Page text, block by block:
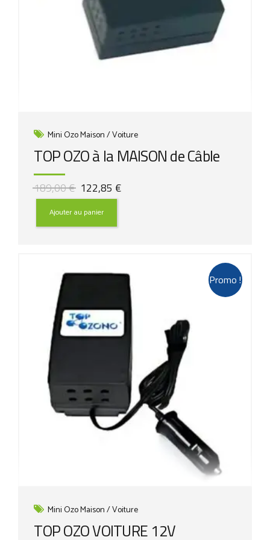
Mini Ozo Maison / Voiture
TOP OZO à la MAISON de Câble
189,00€ Le
prix
initial
était :
122,85 €Le
Ajouter au panier
Promo !
Mini Ozo Maison / Voiture
TOP OZO VOITURE 12V